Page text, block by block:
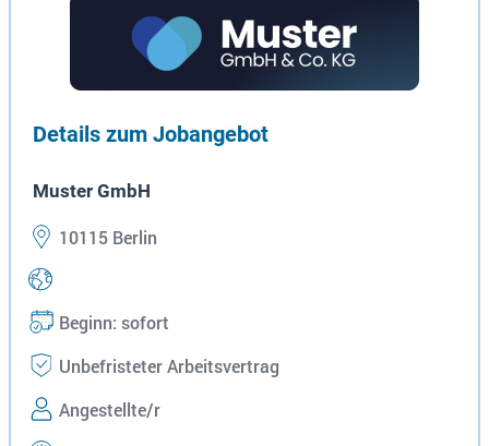
Details zum Jobangebot
Muster GmbH
10115 Berlin
Beginn: sofort
Unbefristeter Arbeitsvertrag
Angestellte/r